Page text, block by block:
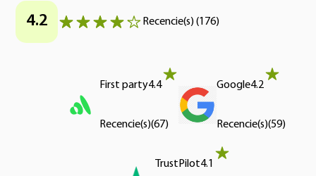
4.2 Recencie(s)(176)
First party4.4
Recencie(s)(67)
Google4.2
Recencie(s)(59)
TrustPilot4.1